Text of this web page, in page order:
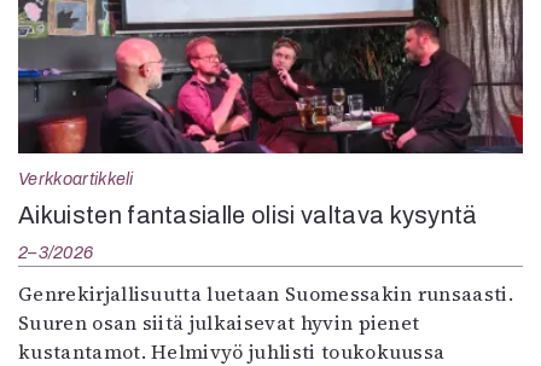
Verkkoartikkeli
Aikuisten fantasialle olisi valtava kysyntä
2–3/2026
Genrekirjallisuutta luetaan Suomessakin runsaasti.
Suuren osan siitä julkaisevat hyvin pienet
kustantamot. Helmivyö juhlisti toukokuussa